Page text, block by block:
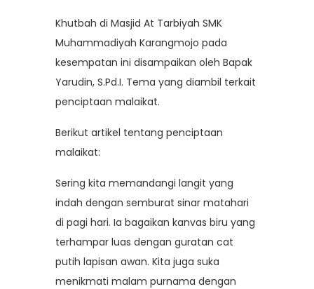
Khutbah di Masjid At Tarbiyah SMK
Muhammadiyah Karangmojo pada
kesempatan ini disampaikan oleh Bapak
Yarudin, S.Pd.I. Tema yang diambil terkait
penciptaan malaikat.
Berikut artikel tentang penciptaan
malaikat:
Sering kita memandangi langit yang
indah dengan semburat sinar matahari
di pagi hari. Ia bagaikan kanvas biru yang
terhampar luas dengan guratan cat
putih lapisan awan. Kita juga suka
menikmati malam purnama dengan